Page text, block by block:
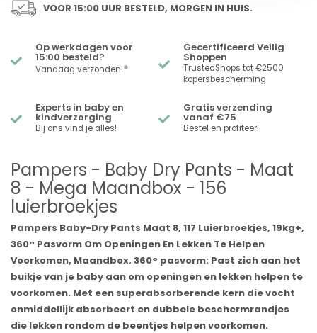
VOOR 15:00 UUR BESTELD, MORGEN IN HUIS.
Op werkdagen voor
15:00 besteld?
Vandaag verzonden!*
Gecertificeerd Veilig
Shoppen
TrustedShops tot €2500
kopersbescherming
Experts in baby en
kindverzorging
Bij ons vind je alles!
Gratis verzending
vanaf €75
Bestel en profiteer!
Pampers - Baby Dry Pants - Maat
8 - Mega Maandbox - 156
luierbroekjes
Pampers Baby-Dry Pants Maat 8, 117 Luierbroekjes, 19kg+,
360° Pasvorm Om Openingen En Lekken Te Helpen
Voorkomen, Maandbox. 360° pasvorm: Past zich aan het
buikje van je baby aan om openingen en lekken helpen te
voorkomen. Met een superabsorberende kern die vocht
onmiddellijk absorbeert en dubbele beschermrandjes
die lekken rondom de beentjes helpen voorkomen.